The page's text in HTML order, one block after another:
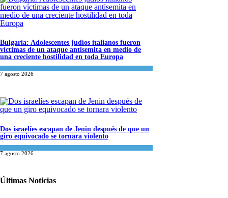
Bulgaria: Adolescentes judíos italianos fueron
víctimas de un ataque antisemita en medio de
una creciente hostilidad en toda Europa
7 agosto 2026
Dos israelíes escapan de Jenin después de que un
giro equivocado se tornara violento
7 agosto 2026
Últimas Noticias